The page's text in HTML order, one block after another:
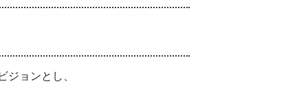
ジョンとし、